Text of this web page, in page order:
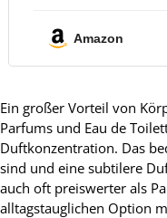
Amazon
Ein großer Vorteil von
Parfums und Eau de
Duftkonzentration. Das
sind und eine subtilere
auch oft preiswerter als
alltagstauglichen Option